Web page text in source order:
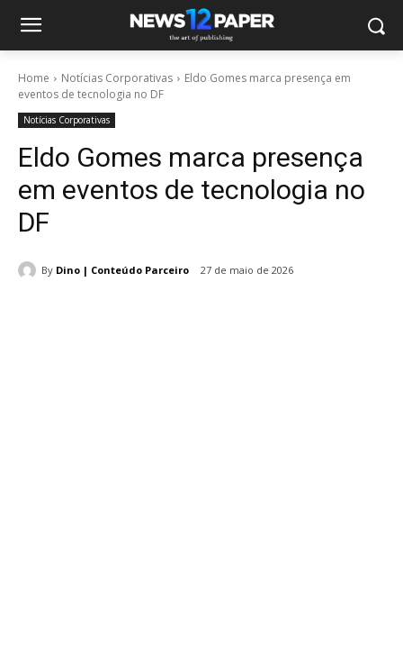
Home Notícias Corporativas
Eldo Gomes marca presença em
eventos de tecnologia no DF
Notícias Corporativas
Eldo Gomes marca presença
em eventos de tecnologia no
DF
By Dino | Conteúdo Parceiro 27 de maio de 2026